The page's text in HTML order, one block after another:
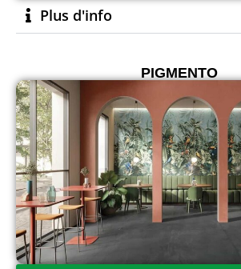
Plus d'info
PIGMENTO